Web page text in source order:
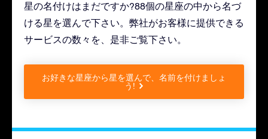
星の名付けはまだですか?88個の星座の中から名づ
ける星を選んで下さい。弊社がお客様に提供できる
サービスの数々を、是非ご覧下さい。
お好きな星座から星を選んで、名前を付けましょ
う!